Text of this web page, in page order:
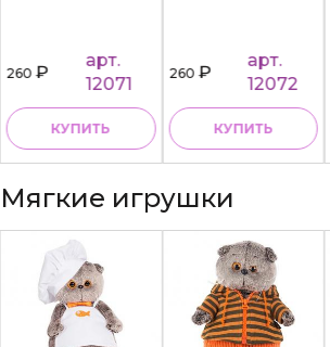
260₽
арт.
12071
КУПИТЬ
260₽
арт.
12072
КУПИТЬ
Мягкие игрушки